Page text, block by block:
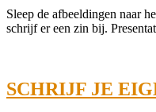
2022-
10-
Sleep de afbeeldingen naar
schrijf er een zin bij.
SCHRIJF JE